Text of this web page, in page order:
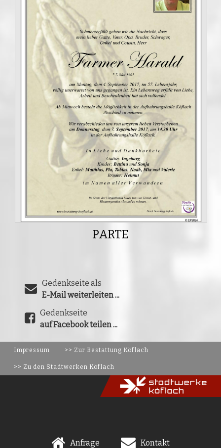
PARTE
Gedenkseite als
E-Mail weiterleiten ...
Gedenkseite
auf Facebook teilen ...
Impressum >> Zur Bestattung Köflach
>> Zu den Stadtwerken Köflach
Anfrage Kontakt